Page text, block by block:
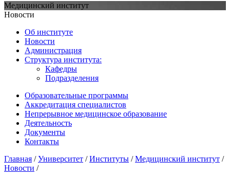
Медицинский институт
Новости
Об институте
Новости
Администрация
Структура института:
Кафедры
Подразделения
Образовательные программы
Аккредитация специалистов
Непрерывное медицинское образование
Деятельность
Документы
Контакты
Главная /Университет /Институты /Медицинский институт /
Новости /